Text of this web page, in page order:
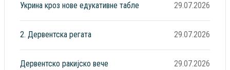
Укрина кроз нове едукативне табле 29.07.2026
2. Дервентска регата 29.07.2026
Дервентско ракијско вече 29.07.2026